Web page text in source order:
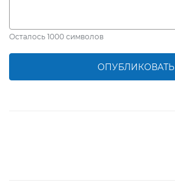
Осталось 1000 символов
ОПУБЛИКОВАТЬ